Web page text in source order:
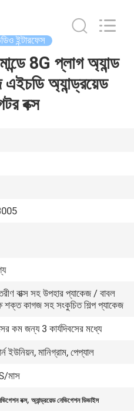
ইন্টারফেস
8G প্লাগ অ্যান্ড
এইচডি অ্যান্ড্রয়েড
বক্স
বাক্স সহ উপহার প্যাকেজ / বাবল
শক্ত কাগজ সহ সংকুচিত শিল্প প্যাকেজ
কম জন্য 3 কার্যদিবসের মধ্যে
ইউনিয়ন, মানিগ্রাম, পেপ্যাল
মাস
বক্স,অ্যান্ড্রয়েড নেভিগেশন ডিভাইস